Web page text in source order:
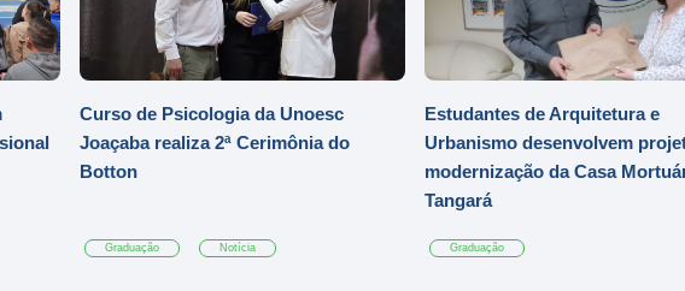
Curso de Psicologia da Unoesc
Joaçaba realiza 2ª Cerimônia do
Botton
Graduação Notícia
Estudantes de Arquitetura e
Urbanismo desenvolvem
modernização da Casa
Tangará
Graduação